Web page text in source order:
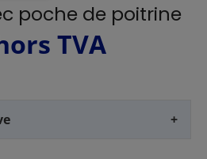
poche de poitrine
TVA
+